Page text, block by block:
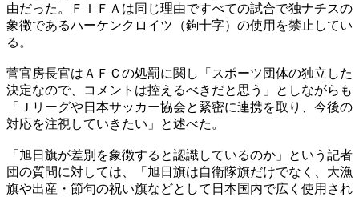
由だった。ＦＩＦＡは同じ理由ですべての試合で独ナチスの
象徴であるハーケンクロイツ（鉤十字）の使用を禁止してい
る。
菅官房長官はＡＦＣの処罰に関し「スポーツ団体の独立した
決定なので、コメントは控えるべきだと思う」としながらも
「Ｊリーグや日本サッカー協会と緊密に連携を取り、今後の
対応を注視していきたい」と述べた。
「旭日旗が差別を象徴すると認識しているのか」という記者
団の質問に対しては、「旭日旗は自衛隊旗だけでなく、大漁
旗や出産・節句の祝い旗などとして日本国内で広く使用され